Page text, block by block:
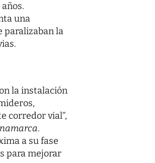
una
paralizaban la
la instalación
corredor vial”,
.
a su fase
para mejorar